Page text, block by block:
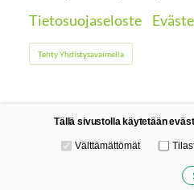
Tietosuojaseloste
Tehty Yhdistysavaimella
Tällä sivustolla käytetään
Valitse käytettävät evästeet
Välttämättömät